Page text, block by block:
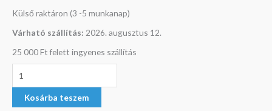
Külső raktáron (3 -5 munkanap)
Várható szállítás: 2026. augusztus 12.
25 000 Ft felett ingyenes szállítás
Kosárba teszem